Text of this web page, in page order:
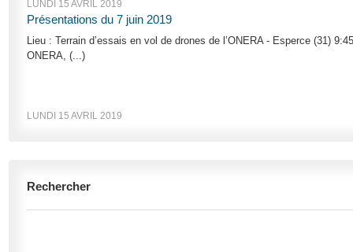
LUNDI 15 AVRIL 2019
Présentations du 7 juin 2019
Lieu : Terrain d’essais en vol de drones de l’ONERA - Esperce (31)
ONERA, (...)
LUNDI 15 AVRIL 2019
Rechercher